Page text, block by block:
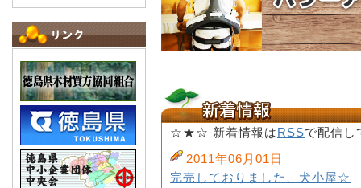
☆★☆ 新着情報はRSSで配信
2011年06月01日
完売しておりました、犬小屋☆